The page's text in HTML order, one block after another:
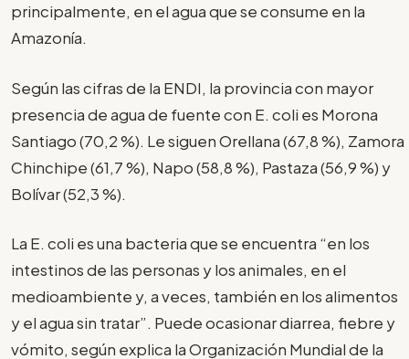
principalmente, en el agua que se consume en la
Amazonía.
Según las cifras de la ENDI, la provincia con mayor
presencia de agua de fuente con E. coli es Morona
Santiago (70,2 %). Le siguen Orellana (67,8 %), Zamora
Chinchipe (61,7 %), Napo (58,8 %), Pastaza (56,9 %) y
Bolívar (52,3 %).
La E. coli es una bacteria que se encuentra “en los
intestinos de las personas y los animales, en el
medioambiente y, a veces, también en los alimentos
y el agua sin tratar”. Puede ocasionar diarrea, fiebre y
vómito, según explica la Organización Mundial de la